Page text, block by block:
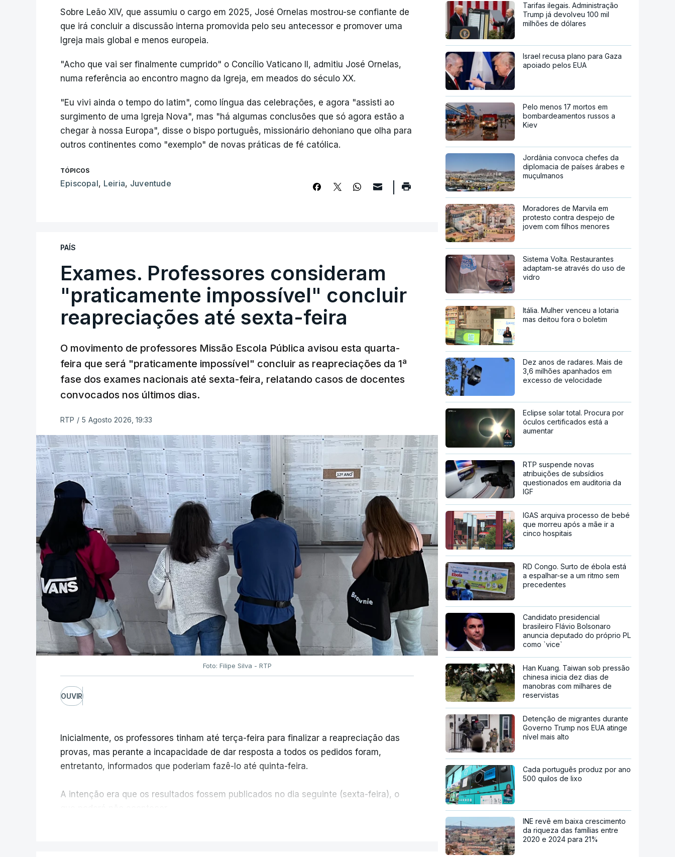
Sobre Leão XIV, que assumiu o cargo em 2025, José Ornelas mostrou-se confiante de
que irá concluir a discussão interna promovida pelo seu antecessor e promover uma
Igreja mais global e menos europeia.
"Acho que vai ser finalmente cumprido" o Concílio Vaticano II, admitiu José Ornelas,
numa referência ao encontro magno da Igreja, em meados do século XX.
"Eu vivi ainda o tempo do latim", como língua das celebrações, e agora "assisti ao
surgimento de uma Igreja Nova", mas "há algumas conclusões que só agora estão a
chegar à nossa Europa", disse o bispo português, missionário dehoniano que olha para
outros continentes como "exemplo" de novas práticas de fé católica.
TÓPICOS
Episcopal, Leiria, Juventude
PAÍS
Exames. Professores consideram
"praticamente impossível" concluir
reapreciações até sexta-feira
O movimento de professores Missão Escola Pública avisou esta quarta-
feira que será "praticamente impossível" concluir as reapreciações da 1ª
fase dos exames nacionais até sexta-feira, relatando casos de docentes
convocados nos últimos dias.
RTP / 5 Agosto 2026, 19:33
Foto: Filipe Silva - RTP
OUVIR
Inicialmente, os professores tinham até terça-feira para finalizar a reapreciação das
provas, mas perante a incapacidade de dar resposta a todos os pedidos foram,
entretanto, informados que poderiam fazê-lo até quinta-feira.
A intenção era que os resultados fossem publicados no dia seguinte (sexta-feira), o
Tarifas ilegais. Administração
Trump já devolveu 100 mil
milhões de dólares
Israel recusa plano para Gaza
apoiado pelos EUA
Pelo menos 17 mortos em
bombardeamentos russos a
Kiev
Jordânia convoca chefes da
diplomacia de países árabes e
muçulmanos
Moradores de Marvila em
protesto contra despejo de
jovem com filhos menores
Sistema Volta. Restaurantes
adaptam-se através do uso de
vidro
Itália. Mulher venceu a lotaria
mas deitou fora o boletim
Dez anos de radares. Mais de
3,6 milhões apanhados em
excesso de velocidade
Eclipse solar total. Procura por
óculos certificados está a
aumentar
RTP suspende novas
atribuições de subsídios
questionados em auditoria da
IGF
IGAS arquiva processo de bebé
que morreu após a mãe ir a
cinco hospitais
RD Congo. Surto de ébola está
a espalhar-se a um ritmo sem
precedentes
Candidato presidencial
brasileiro Flávio Bolsonaro
anuncia deputado do próprio PL
como `vice`
Han Kuang. Taiwan sob pressão
chinesa inicia dez dias de
manobras com milhares de
reservistas
Detenção de migrantes durante
Governo Trump nos EUA atinge
nível mais alto
Cada português produz por ano
500 quilos de lixo
INE revê em baixa crescimento
da riqueza das famílias entre
2020 e 2024 para 21%